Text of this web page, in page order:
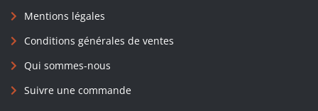
Mentions légales
Conditions générales de ventes
Qui sommes-nous
Suivre une commande